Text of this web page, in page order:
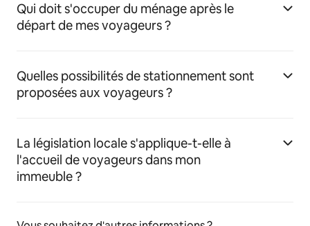
Qui doit s'occuper du ménage après le
départ de mes voyageurs ?
Quelles possibilités de stationnement sont
proposées aux voyageurs ?
La législation locale s'applique-t-elle à
l'accueil de voyageurs dans mon
immeuble ?